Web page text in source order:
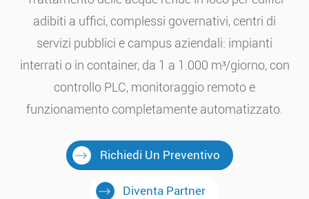
adibiti a uffici, complessi governativi, centri di
servizi pubblici e campus aziendali: impianti
interrati o in container, da 1 a 1.000 m³/giorno, con
controllo PLC, monitoraggio remoto e
funzionamento completamente automatizzato.
Richiedi Un Preventivo
Diventa Partner